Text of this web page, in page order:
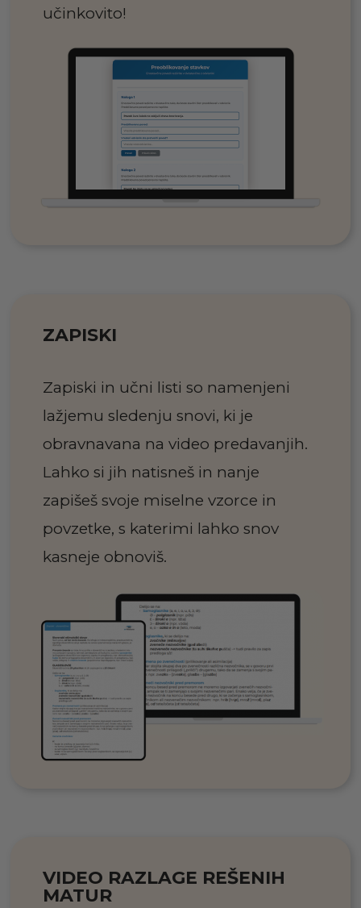
učinkovito!
ZAPISKI
Zapiski in učni listi so namenjeni
lažjemu sledenju snovi, ki je
obravnavana na video predavanjih.
Lahko si jih natisneš in nanje
zapišeš svoje miselne vzorce in
povzetke, s katerimi lahko snov
kasneje obnoviš.
VIDEO RAZLAGE REŠENIH
MATUR